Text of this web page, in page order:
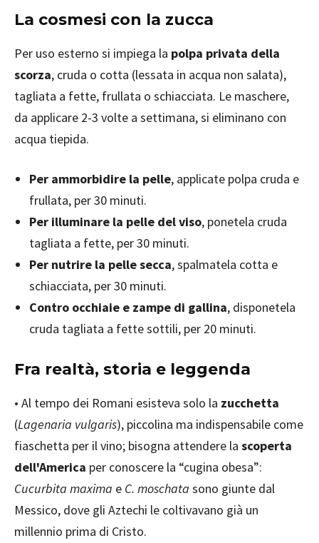
La cosmesi con la zucca
Per uso esterno si impiega la polpa privata della
scorza, cruda o cotta (lessata in acqua non salata),
tagliata a fette, frullata o schiacciata. Le maschere,
da applicare 2-3 volte a settimana, si eliminano con
acqua tiepida.
Per ammorbidire la pelle, applicate polpa cruda e
frullata, per 30 minuti.
Per illuminare la pelle del viso, ponetela cruda
tagliata a fette, per 30 minuti.
Per nutrire la pelle secca, spalmatela cotta e
schiacciata, per 30 minuti.
Contro occhiaie e zampe di gallina, disponetela
cruda tagliata a fette sottili, per 20 minuti.
Fra realtà, storia e leggenda
• Al tempo dei Romani esisteva solo la zucchetta
(Lagenaria vulgaris), piccolina ma indispensabile come
fiaschetta per il vino; bisogna attendere la scoperta
dell'America per conoscere la “cugina obesa”:
Cucurbita maxima e C. moschata sono giunte dal
Messico, dove gli Aztechi le coltivavano già un
millennio prima di Cristo.